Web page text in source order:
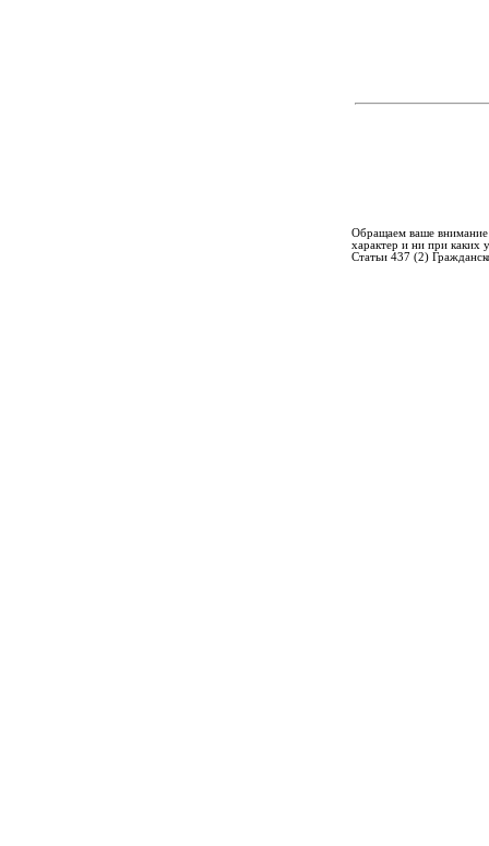
Обращаем ваше
характер и ни при каких
Статьи 437 (2)